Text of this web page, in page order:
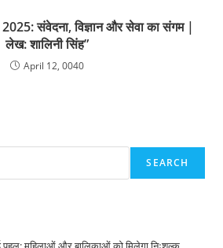
2025: संवेदना, विज्ञान और सेवा का संगम |
लेख: शालिनी सिंह”
April 12, 0040
SEARCH